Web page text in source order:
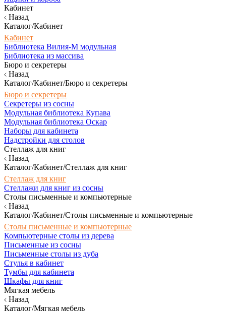
Кабинет
Назад
Каталог/Кабинет
Кабинет
Библиотека Вилия-М модульная
Библиотека из массива
Бюро и секретеры
Назад
Каталог/Кабинет/Бюро и секретеры
Бюро и секретеры
Секретеры из сосны
Модульная библиотека Купава
Модульная библиотека Оскар
Наборы для кабинета
Надстройки для столов
Стеллаж для книг
Назад
Каталог/Кабинет/Стеллаж для книг
Стеллаж для книг
Стеллажи для книг из сосны
Столы письменные и компьютерные
Назад
Каталог/Кабинет/Столы письменные и компьютерные
Столы письменные и компьютерные
Компьютерные столы из дерева
Письменные из сосны
Письменные столы из дуба
Стулья в кабинет
Тумбы для кабинета
Шкафы для книг
Мягкая мебель
Назад
Каталог/Мягкая мебель